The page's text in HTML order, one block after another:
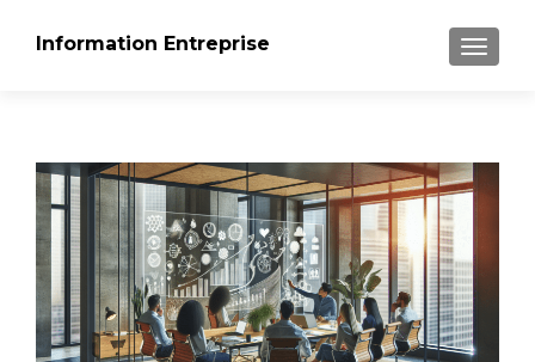
Information Entreprise